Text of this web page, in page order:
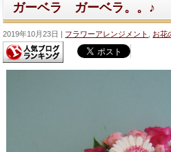
ガーベラ ガーベラ。。♪
2019年10月23日 フラワーアレンジメント お花